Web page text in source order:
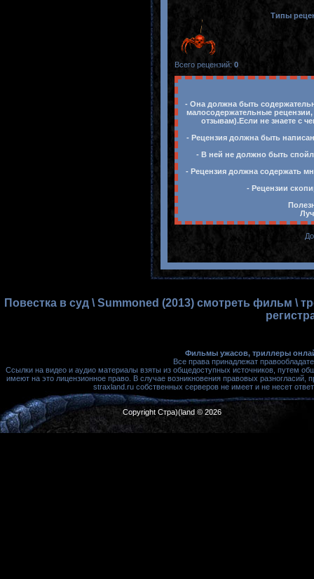
Типы
Всего рецензий: 0
- Она должна быть
малосодержательные
отзывам).Если не знаете с
- Рецензия должна быть
- В ней не должно быть
- Рецензия должна содержать
- Рецензии
Повестка в суд \ Summoned (2013) смотреть фильм \
Фильмы ужасов, триллеры
Все права принадлежат
Ссылки на видео и аудио материалы взяты из общедоступных источников, путем
имеют на это лицензионное право. В случае возникновения правовых
straxland.ru собственных серверов не имеет и не несет
Copyright Стра)(land © 2026